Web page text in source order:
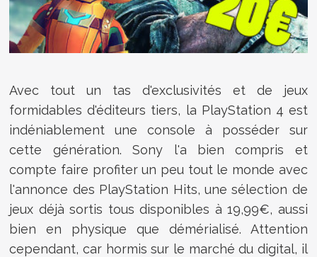
Avec tout un tas d'exclusivités et de jeux
formidables d'éditeurs tiers, la PlayStation 4 est
indéniablement une console à posséder sur
cette génération. Sony l'a bien compris et
compte faire profiter un peu tout le monde avec
l'annonce des PlayStation Hits, une sélection de
jeux déjà sortis tous disponibles à 19,99€, aussi
bien en physique que démérialisé. Attention
cependant, car hormis sur le marché du digital, il